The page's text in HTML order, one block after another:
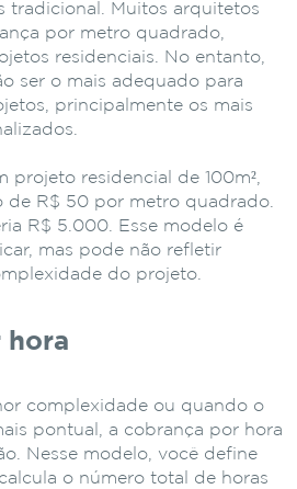
tradicional. Muitos arquitetos
por metro quadrado,
residenciais. No entanto,
ser o mais adequado para
principalmente os mais
projeto residencial de 100m²,
de R$ 50 por metro quadrado.
R$ 5.000. Esse modelo é
mas pode não refletir
do projeto.
hora
complexidade ou quando o
pontual, a cobrança por hora
Nesse modelo, você define
o número total de horas